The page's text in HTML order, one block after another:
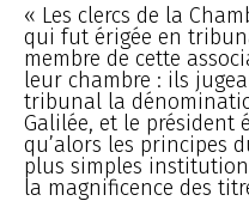
« Les clercs de la
qui fut érigée en
membre de cette
leur chambre : ils
tribunal la
Galilée, et le président
qu’alors les principes
plus simples
la magnificence des